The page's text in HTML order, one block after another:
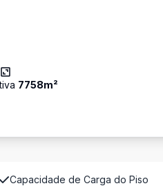
7758m²
Capacidade de Carga do Piso